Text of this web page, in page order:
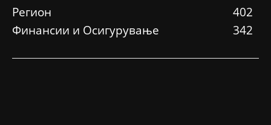
Регион
402
Финансии и Осигурување
342